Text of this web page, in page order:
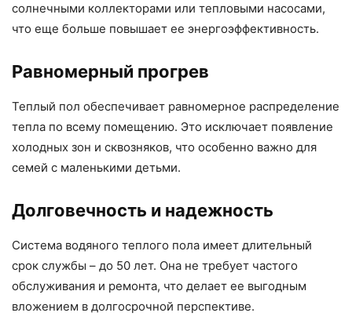
солнечными коллекторами или тепловыми насосами,
что еще больше повышает ее энергоэффективность.
Равномерный прогрев
Теплый пол обеспечивает равномерное распределение
тепла по всему помещению. Это исключает появление
холодных зон и сквозняков, что особенно важно для
семей с маленькими детьми.
Долговечность и надежность
Система водяного теплого пола имеет длительный
срок службы – до 50 лет. Она не требует частого
обслуживания и ремонта, что делает ее выгодным
вложением в долгосрочной перспективе.